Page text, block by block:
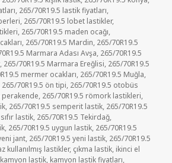
, 265/70R19.5 lastik fiyatları,
, 265/70R19.5 lobet lastikler,
, 265/70R19.5 maden ocağı,
, 265/70R19.5 Mardin, 265/70R19.5
Marmara Adası Avşa, 265/70R19.5
, 265/70R19.5 Marmara Ereğlisi, 265/70R19.5
mermer ocakları, 265/70R19.5 Muğla,
265/70R19.5 ön tipi, 265/70R19.5 otobüs
perakende, 265/70R19.5 römork lastikleri,
, 265/70R19.5 semperit lastik, 265/70R19.5
lastik, 265/70R19.5 Tekirdağ,
, 265/70R19.5 uygun lastik, 265/70R19.5
jant, 265/70R19.5 yeni lastik, 265/70R19.5
kullanılmış lastikler, çıkma lastik, ikinci el
kamyon lastik, kamyon lastik fiyatları,